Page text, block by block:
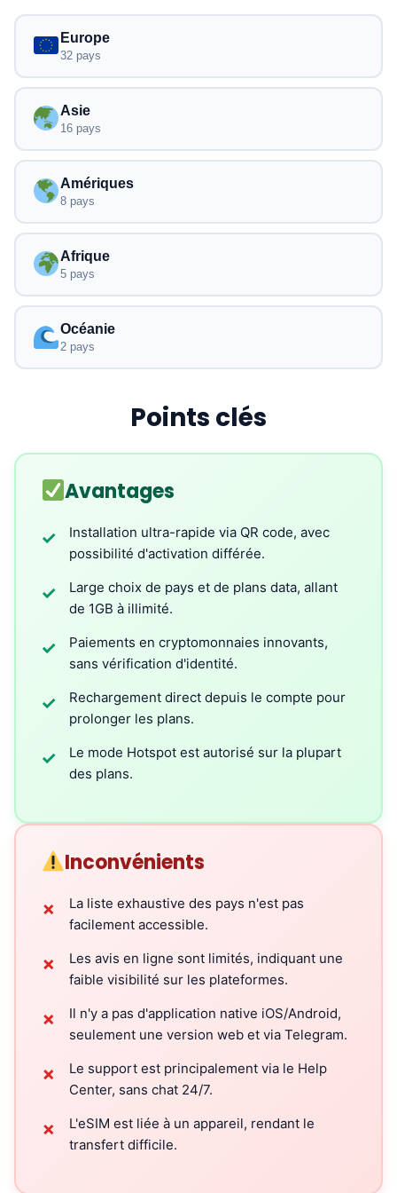
rapport au roaming, avec des plans flexibles de
1 à 365 jours.
Europe
32 pays
Asie
16 pays
Amériques
8 pays
Afrique
5 pays
Océanie
2 pays
Points clés
Avantages
✓
Installation ultra-rapide via QR code, avec
possibilité d'activation différée.
✓
Large choix de pays et de plans data, allant
de 1GB à illimité.
✓
Paiements en cryptomonnaies innovants,
sans vérification d'identité.
✓
Rechargement direct depuis le compte pour
prolonger les plans.
✓
Le mode Hotspot est autorisé sur la plupart
des plans.
Inconvénients
✗
La liste exhaustive des pays n'est pas
facilement accessible.
✗
Les avis en ligne sont limités, indiquant une
faible visibilité sur les plateformes.
✗
Il n'y a pas d'application native iOS/Android,
seulement une version web et via Telegram.
✗
Le support est principalement via le Help
Center, sans chat 24/7.
✗
L'eSIM est liée à un appareil, rendant le
transfert difficile.